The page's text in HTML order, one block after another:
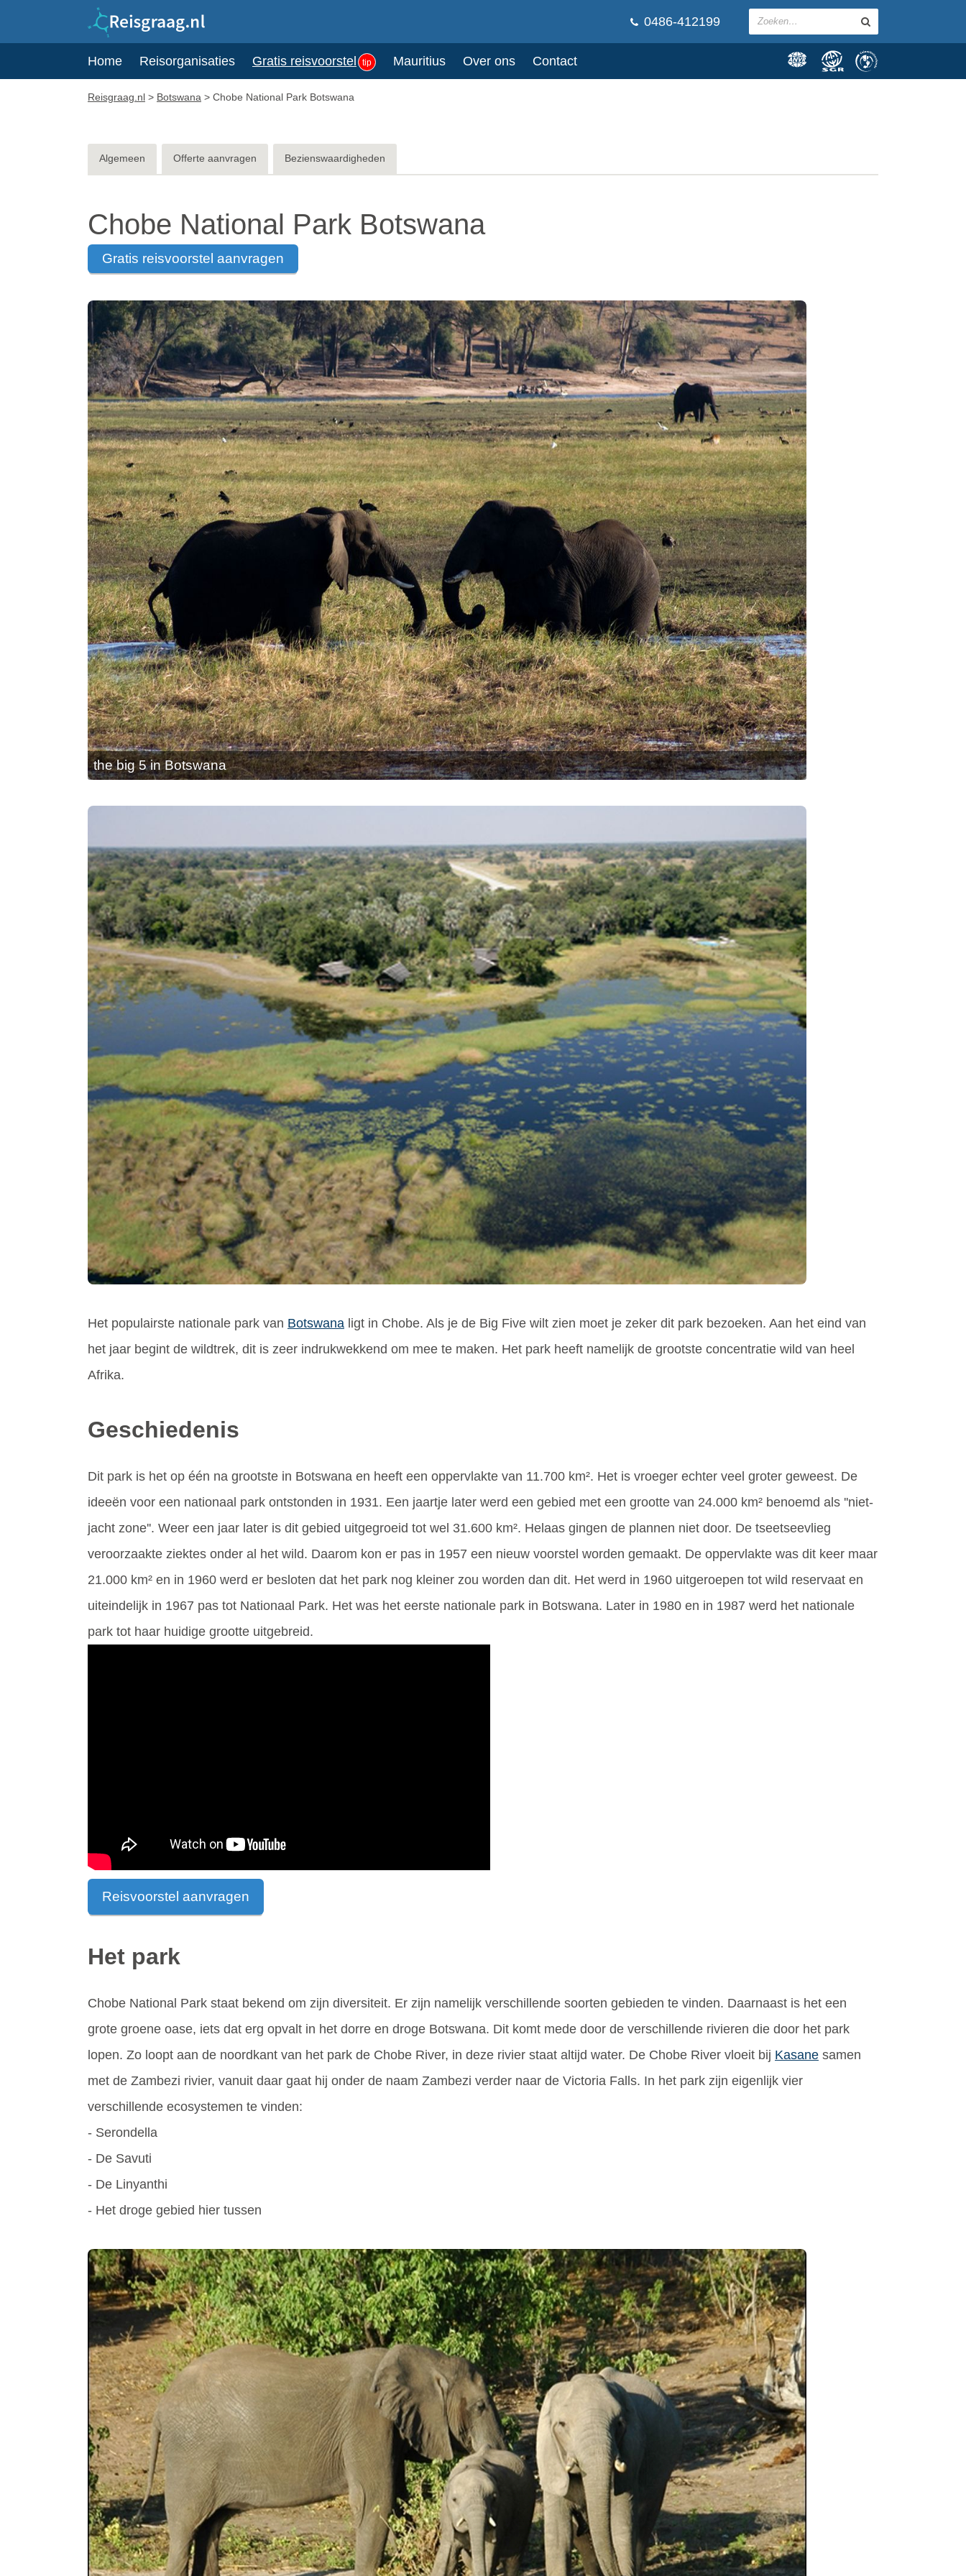
0486-412199
Home Reisorganisaties Gratis reisvoorstel tip Mauritius Over ons Contact
Reisgraag.nl > Botswana > Chobe National Park Botswana
Algemeen Offerte aanvragen Bezienswaardigheden
Chobe National Park Botswana
gratis reisvoorstel aanvragen
the big 5 in Botswana
Het populairste nationale park van Botswana ligt in Chobe. Als je de Big Five wilt zien moet je zeker dit park bezoeken. Aan het eind van
het jaar begint de wildtrek, dit is zeer indrukwekkend om mee te maken. Het park heeft namelijk de grootste concentratie wild van heel
Afrika.
Geschiedenis
Dit park is het op één na grootste in Botswana en heeft een oppervlakte van 11.700 km². Het is vroeger echter veel groter geweest. De
ideeën voor een nationaal park ontstonden in 1931. Een jaartje later werd een gebied met een grootte van 24.000 km² benoemd als ''niet-
jacht zone''. Weer een jaar later is dit gebied uitgegroeid tot wel 31.600 km². Helaas gingen de plannen niet door. De tseetseevlieg
veroorzaakte ziektes onder al het wild. Daarom kon er pas in 1957 een nieuw voorstel worden gemaakt. De oppervlakte was dit keer maar
21.000 km² en in 1960 werd er besloten dat het park nog kleiner zou worden dan dit. Het werd in 1960 uitgeroepen tot wild reservaat en
uiteindelijk in 1967 pas tot Nationaal Park. Het was het eerste nationale park in Botswana. Later in 1980 en in 1987 werd het nationale
park tot haar huidige grootte uitgebreid.
Reisvoorstel aanvragen
Het park
Chobe National Park staat bekend om zijn diversiteit. Er zijn namelijk verschillende soorten gebieden te vinden. Daarnaast is het een
grote groene oase, iets dat erg opvalt in het dorre en droge Botswana. Dit komt mede door de verschillende rivieren die door het park
lopen. Zo loopt aan de noordkant van het park de Chobe River, in deze rivier staat altijd water. De Chobe River vloeit bij Kasane samen
met de Zambezi rivier, vanuit daar gaat hij onder de naam Zambezi verder naar de Victoria Falls. In het park zijn eigenlijk vier
verschillende ecosystemen te vinden:
- Serondella
- De Savuti
- De Linyanthi
- Het droge gebied hier tussen